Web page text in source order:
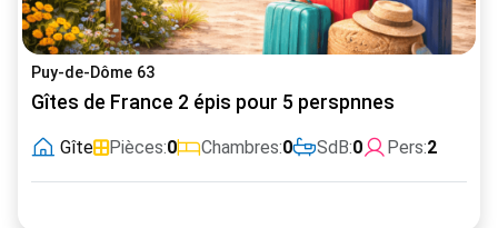
Puy-de-Dôme 63
Gîtes de France 2 épis pour 5 perspnnes
Gîte Pièces:0 Chambres:0 SdB:0 Pers:2